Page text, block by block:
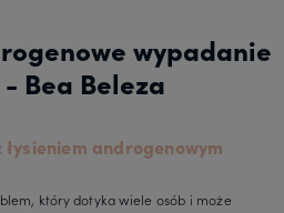
wypadanie
- Bea Beleza
androgenowym
który dotyka wiele osób i może